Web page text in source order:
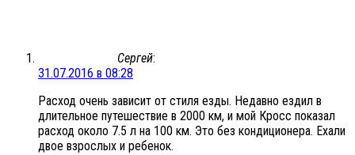
Сергей:
31.07.2016 в 08:28
Расход очень зависит от стиля езды. Недавно ездил в
длительное путешествие в 2000 км, и мой Кросс показал
расход около 7.5 л на 100 км. Это без кондиционера. Ехали
двое взрослых и ребенок.